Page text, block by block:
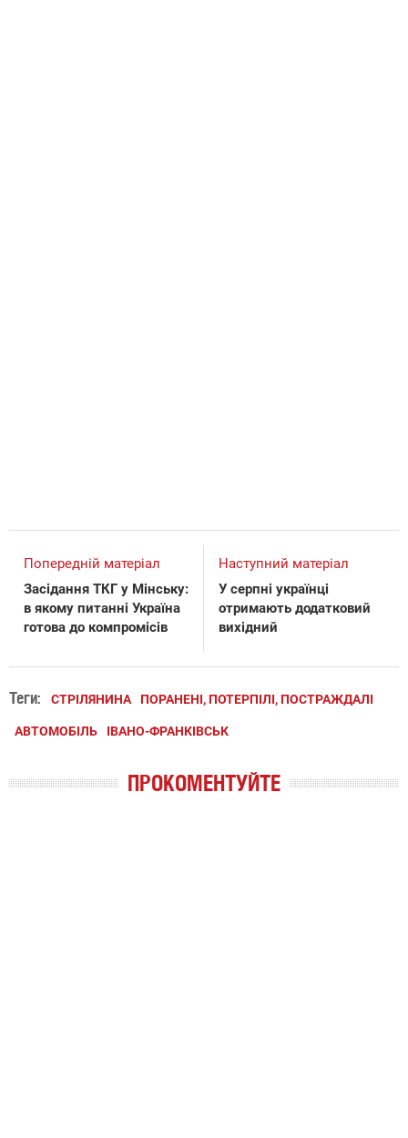
Попередній матеріал
Засідання ТКГ у Мінську:
в якому питанні Україна
готова до компромісів
Наступний матеріал
У серпні українці
отримають додатковий
вихідний
Теги: СТРІЛЯНИНА ПОРАНЕНІ, ПОТЕРПІЛІ, ПОСТРАЖДАЛІ
АВТОМОБІЛЬ ІВАНО-ФРАНКІВСЬК
ПРОКОМЕНТУЙТЕ